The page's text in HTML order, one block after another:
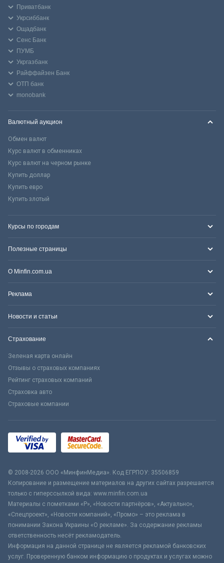
Приватбанк
Укрсиббанк
Ощадбанк
Сенс Банк
ПУМБ
Укргазбанк
Райффайзен Банк
ОТП банк
monobank
Валютный аукцион
Обмен валют
Курс валют в обменниках
Курс валют на черном рынке
Купить доллар
Купить евро
Купить злотый
Курсы по городам
Полезные страницы
О Minfin.com.ua
Реклама
Новости и статьи
Страхование
Зеленая карта онлайн
Отзывы о страховых компаниях
Рейтинг страховых компаний
Страховка авто
Страховые компании
© 2008-2026 ООО «МинфинМедиа». Код ЕГРПОУ: 35506859
Копирование и размещение материалов на других сайтах разрешается
только с гиперссылкой вида: www.minfin.com.ua
Материалы с пометками «Р», «Новости партнёров», «Актуально»,
«Спецпроект», «Новости компаний», «Промо» – это реклама в
понимании Закона Украины «О рекламе». За содержание рекламы
ответственность несёт рекламодатель.
Информация на данной странице не является рекламой банковских
услуг. Проверенную банком информацию о продуктах и услугах можно